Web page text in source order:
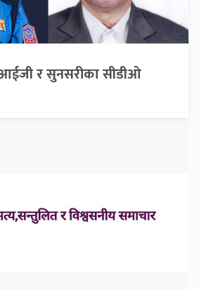
र सुनसरीका सीडीओ